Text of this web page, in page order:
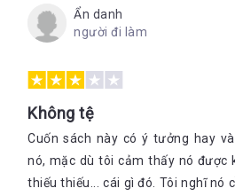
Ẩn danh
người đi làm
Không tệ
Cuốn sách này có ý tưởng hay
nó, mặc dù tôi cảm thấy nó được
thiếu thiếu... cái gì đó. Tôi nghĩ nó